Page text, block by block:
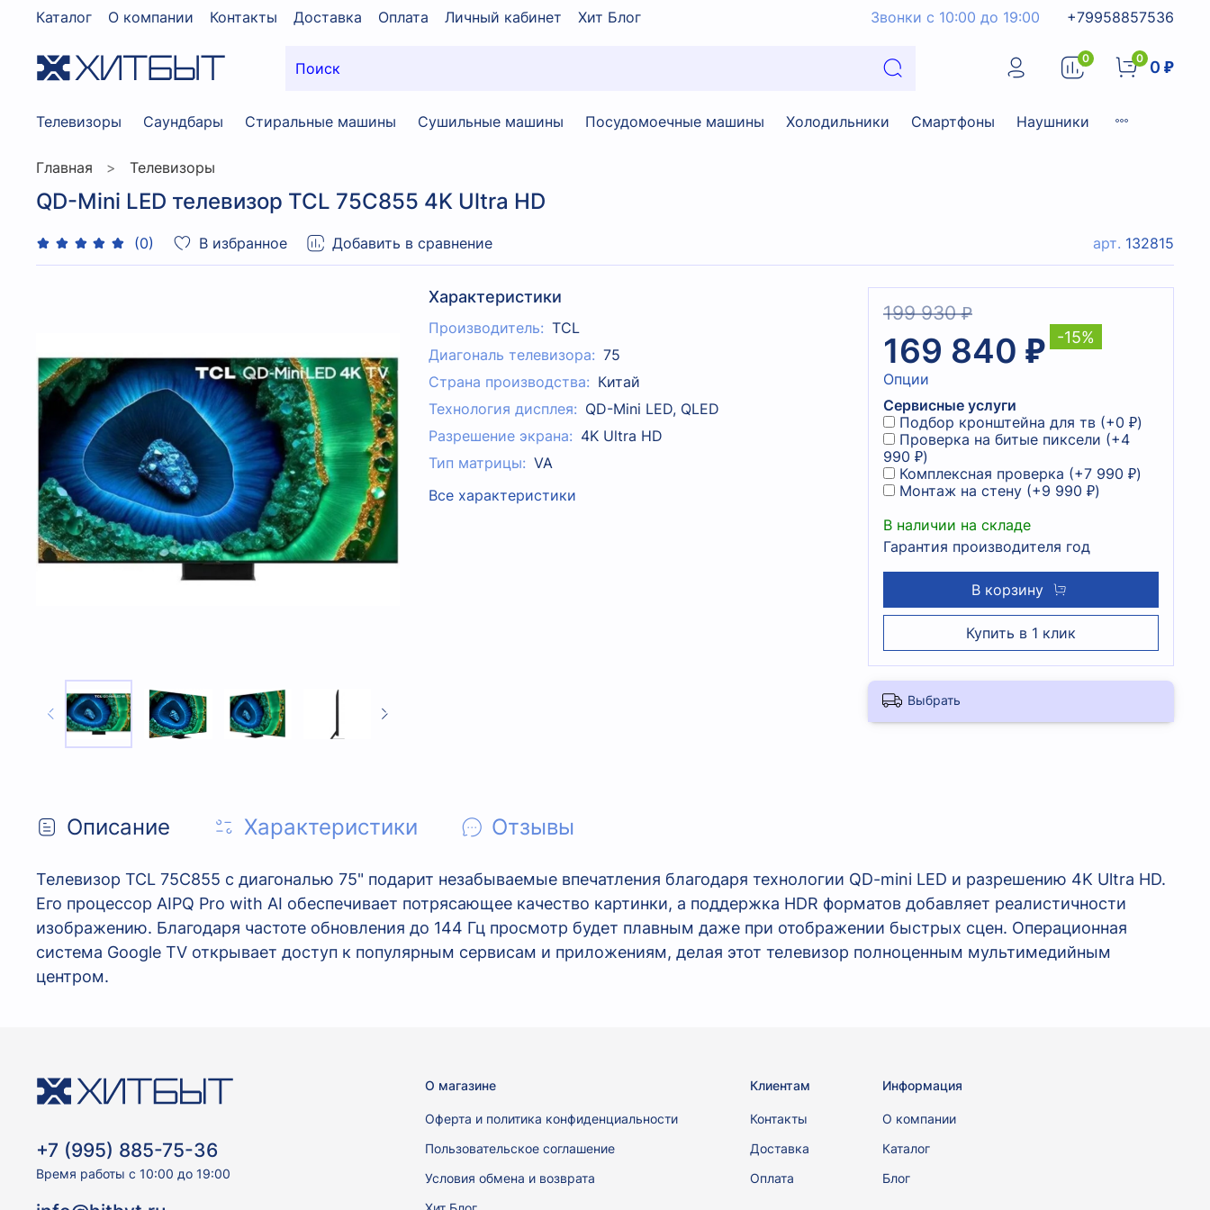
Каталог О компании Контакты Доставка Оплата Личный кабинет Хит Блог Звонки с 10:00 до 19:00 +79958857536
0 0 0 ₽
Телевизоры Саундбары Стиральные машины Сушильные машины Посудомоечные машины Холодильники Смартфоны Наушники
Главная Телевизоры
QD-Mini LED телевизор TCL 75C855 4K Ultra HD
(0) В избранное Добавить в сравнение арт. 132815
Характеристики
Производитель: TCL
Диагональ телевизора: 75
Страна производства: Китай
Технология дисплея: QD-Mini LED, QLED
Разрешение экрана: 4K Ultra HD
Тип матрицы: VA
Все характеристики
199 930 ₽
169 840 ₽ -15%
Опции
Сервисные услуги
Подбор кронштейна для тв (+0 ₽)
Проверка на битые пиксели (+4
990 ₽)
Комплексная проверка (+7 990 ₽)
Монтаж на стену (+9 990 ₽)
В наличии на складе
Гарантия производителя год
В корзину
Купить в 1 клик
Выбрать
Описание Характеристики Отзывы
Телевизор TCL 75C855 с диагональю 75" подарит незабываемые впечатления благодаря технологии QD-mini LED и разрешению 4K Ultra HD.
Его процессор AIPQ Pro with AI обеспечивает потрясающее качество картинки, а поддержка HDR форматов добавляет реалистичности
изображению. Благодаря частоте обновления до 144 Гц просмотр будет плавным даже при отображении быстрых сцен. Операционная
система Google TV открывает доступ к популярным сервисам и приложениям, делая этот телевизор полноценным мультимедийным
центром.
О магазине
Оферта и политика конфиденциальности
Пользовательское соглашение
Условия обмена и возврата
Клиентам
Контакты
Доставка
Оплата
Информация
О компании
Каталог
Блог
+7 (995) 885-75-36
Время работы с 10:00 до 19:00